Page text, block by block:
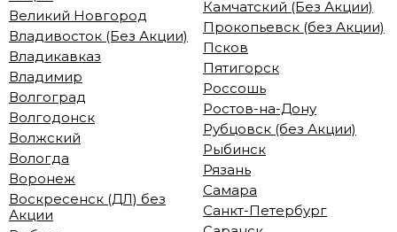
Великий Новгород
Владивосток (Без Акции)
Владикавказ
Владимир
Волгоград
Волгодонск
Волжский
Вологда
Воронеж
Воскресенск (ДЛ) без
Акции
Камчатский (Без Акции)
Прокопьевск (без Акции)
Псков
Пятигорск
Россошь
Ростов-на-Дону
Рубцовск (без Акции)
Рыбинск
Рязань
Самара
Санкт-Петербург